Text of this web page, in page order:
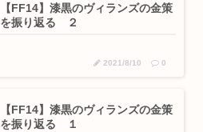
【FF14】漆黒のヴィランズの金策
を振り返る ２
2021/8/10 0
【FF14】漆黒のヴィランズの金策
を振り返る １